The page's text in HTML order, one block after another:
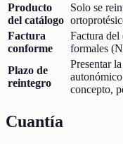
Producto
del catálogo
Solo se
Factura
conforme
Factura del
formales
Plazo de
reintegro
Presentar
concepto,
Cuantía